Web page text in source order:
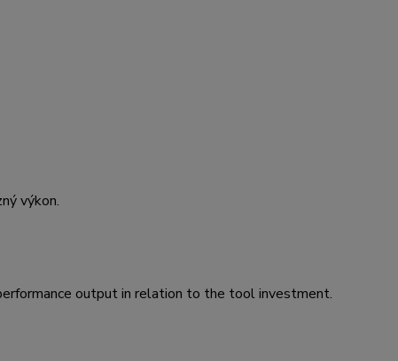
výkon.
output in relation to the tool investment.